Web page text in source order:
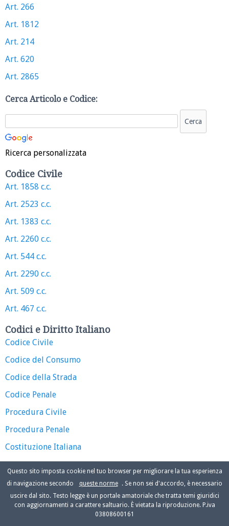
Art. 266
Art. 1812
Art. 214
Art. 620
Art. 2865
Cerca Articolo e Codice:
Ricerca personalizzata
Codice Civile
Art. 1858 c.c.
Art. 2523 c.c.
Art. 1383 c.c.
Art. 2260 c.c.
Art. 544 c.c.
Art. 2290 c.c.
Art. 509 c.c.
Art. 467 c.c.
Codici e Diritto Italiano
Codice Civile
Codice del Consumo
Codice della Strada
Codice Penale
Procedura Civile
Procedura Penale
Costituzione Italiana
Questo sito imposta cookie nel tuo browser per migliorare la tua esperienza
di navigazione secondo
queste norme
. Se non sei d'accordo, è necessario
uscire dal sito. Testo legge è un portale amatoriale che tratta temi giuridici
con aggiornamenti a carattere saltuario. È vietata la riproduzione. P.iva
03808600161